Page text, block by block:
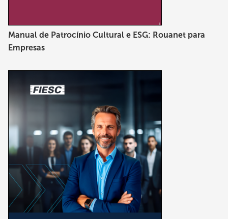
Manual de Patrocínio Cultural e ESG: Rouanet para
Empresas